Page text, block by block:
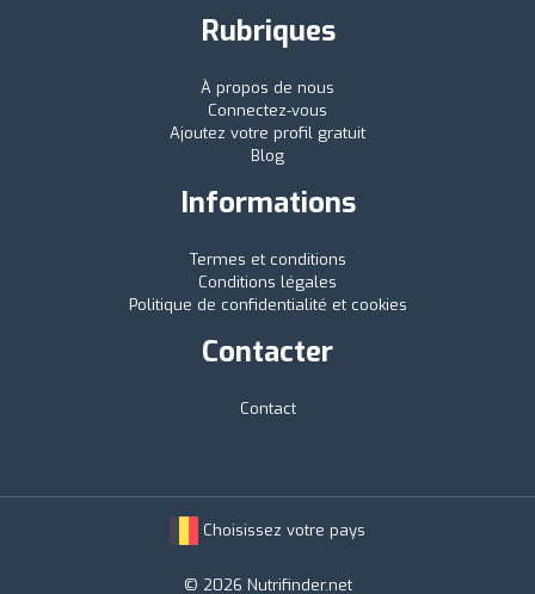
Rubriques
À propos de nous
Connectez-vous
Ajoutez votre profil gratuit
Blog
Informations
Termes et conditions
Conditions légales
Politique de confidentialité et cookies
Contacter
Contact
Choisissez votre pays
© 2026 Nutrifinder.net